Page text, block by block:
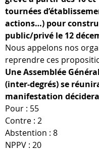
tournées
actions…) pour
public/privé le 12
Nous appelons nos
reprendre ces
Une Assemblée
(inter-degrés) se
manifestation
Pour : 55
Contre : 2
Abstention : 8
NPPV : 20